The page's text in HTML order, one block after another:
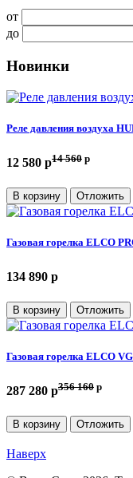
от
до
Новинки
Реле давления воздуха
12 580 p14 560 p
В корзину Отложить
Газовая горелка ELCO
134 890 p
В корзину Отложить
Газовая горелка ELCO
287 280 p356 160 p
В корзину Отложить
Наверх